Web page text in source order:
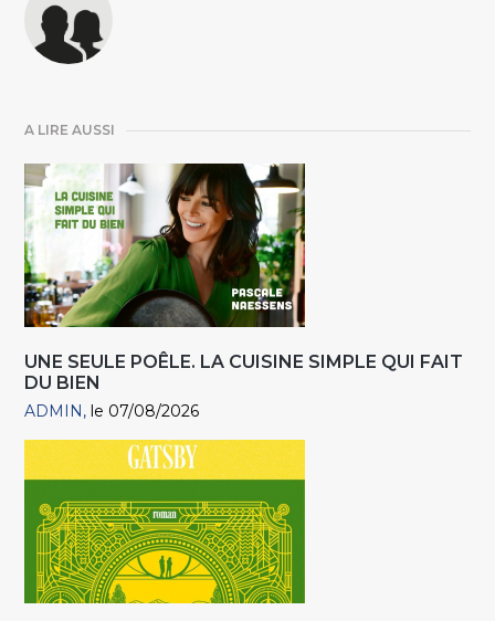
A LIRE AUSSI
UNE SEULE POÊLE. LA CUISINE SIMPLE QUI FAIT
DU BIEN
ADMIN le 07/08/2026